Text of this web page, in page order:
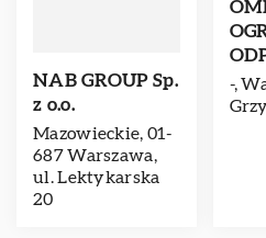
NAB GROUP Sp.
z o.o.
Mazowieckie, 01-
687 Warszawa,
ul. Lektykarska
20
-,